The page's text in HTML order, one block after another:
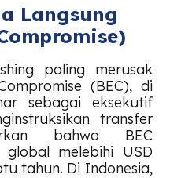
Langsung
paling merusak
(BEC), di
sebagai eksekutif
transfer
bahwa BEC
global melebihi USD
tahun. Di Indonesia,